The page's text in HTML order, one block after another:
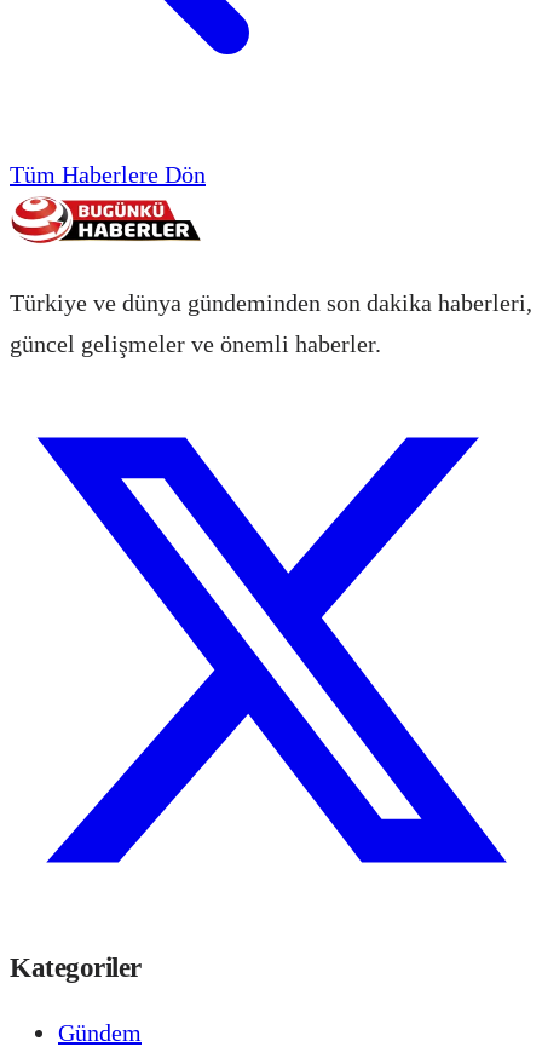
Tüm Haberlere Dön
Türkiye ve dünya gündeminden son dakika haberleri,
güncel gelişmeler ve önemli haberler.
Kategoriler
Gündem